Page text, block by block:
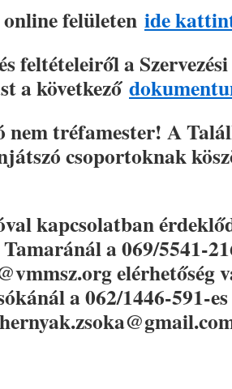
felületen ide
feltételeiről a
a következő
nem tréfamester! A
csoportoknak
kapcsolatban
a 069/5541-
elérhetőség
a 062/1446-591-